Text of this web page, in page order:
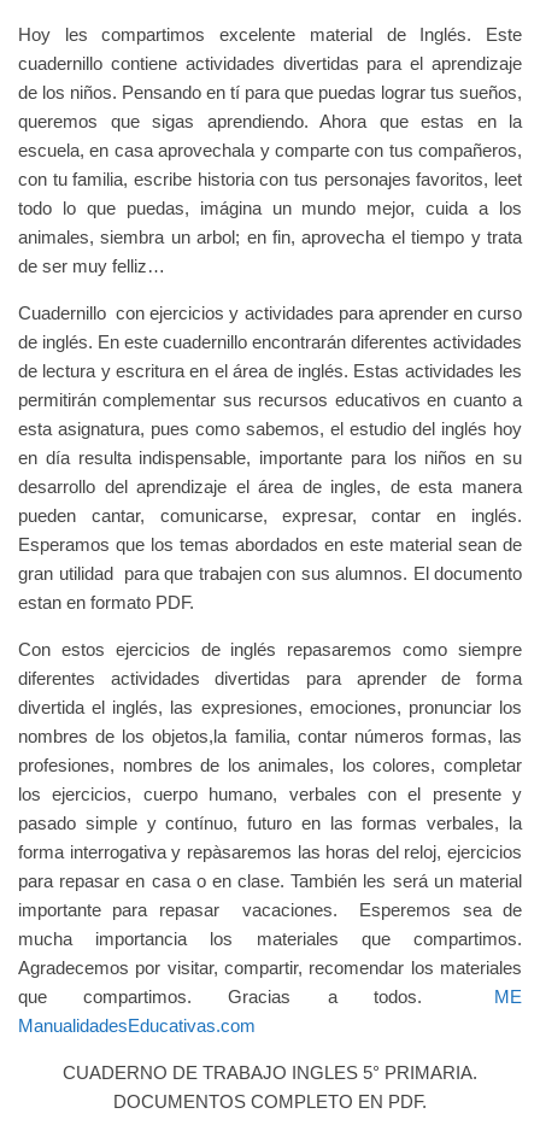
Hoy les compartimos excelente material de Inglés. Este
cuadernillo contiene actividades divertidas para el aprendizaje
de los niños. Pensando en tí para que puedas lograr tus sueños,
queremos que sigas aprendiendo. Ahora que estas en la
escuela, en casa aprovechala y comparte con tus compañeros,
con tu familia, escribe historia con tus personajes favoritos, leet
todo lo que puedas, imágina un mundo mejor, cuida a los
animales, siembra un arbol; en fin, aprovecha el tiempo y trata
de ser muy felliz…
Cuadernillo con ejercicios y actividades para aprender en curso
de inglés. En este cuadernillo encontrarán diferentes actividades
de lectura y escritura en el área de inglés. Estas actividades les
permitirán complementar sus recursos educativos en cuanto a
esta asignatura, pues como sabemos, el estudio del inglés hoy
en día resulta indispensable, importante para los niños en su
desarrollo del aprendizaje el área de ingles, de esta manera
pueden cantar, comunicarse, expresar, contar en inglés.
Esperamos que los temas abordados en este material sean de
gran utilidad para que trabajen con sus alumnos. El documento
estan en formato PDF.
Con estos ejercicios de inglés repasaremos como siempre
diferentes actividades divertidas para aprender de forma
divertida el inglés, las expresiones, emociones, pronunciar los
nombres de los objetos,la familia, contar números formas, las
profesiones, nombres de los animales, los colores, completar
los ejercicios, cuerpo humano, verbales con el presente y
pasado simple y contínuo, futuro en las formas verbales, la
forma interrogativa y repàsaremos las horas del reloj, ejercicios
para repasar en casa o en clase. También les será un material
importante para repasar vacaciones. Esperemos sea de
mucha importancia los materiales que compartimos.
Agradecemos por visitar, compartir, recomendar los materiales
que compartimos. Gracias a todos.
ME
ManualidadesEducativas.com
CUADERNO DE TRABAJO INGLES 5° PRIMARIA.
DOCUMENTOS COMPLETO EN PDF.